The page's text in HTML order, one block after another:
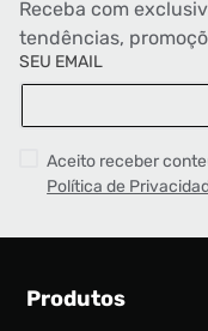
Receba com
tendências,
SEU EMAIL
Aceito receber
Política de
Produtos